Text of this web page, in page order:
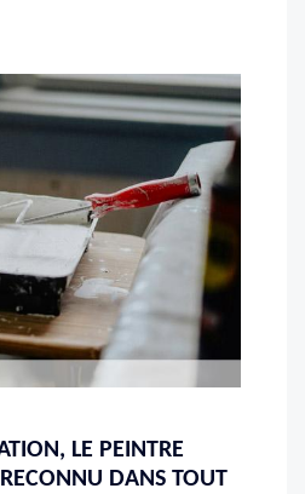
LE PEINTRE
DANS TOUT